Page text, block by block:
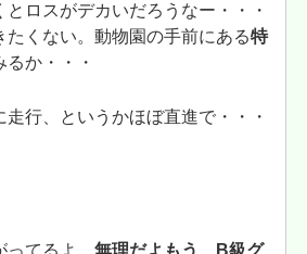
ロスがデカいだろうなー・・・
たくない。動物園の手前にある特
るか・・・
行、というかほぼ直進で・・・